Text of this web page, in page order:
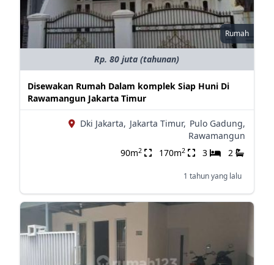
Rumah
Rp. 80 juta (tahunan)
Disewakan Rumah Dalam komplek Siap Huni Di
Rawamangun Jakarta Timur
Dki Jakarta, Jakarta Timur, Pulo Gadung,
Rawamangun
90m2 170m2 3 2
1 tahun yang lalu